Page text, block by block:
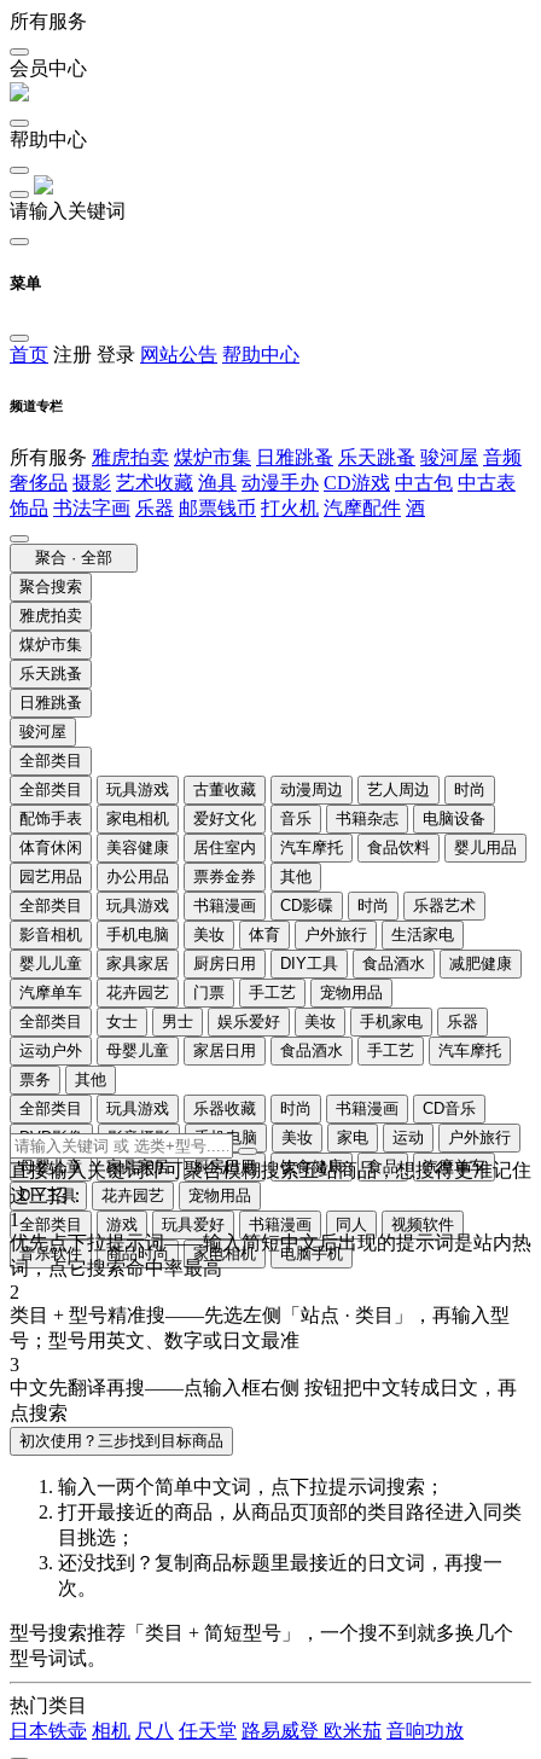
所有服务
会员中心
帮助中心
请输入关键词
菜单
首页 注册 登录 网站公告 帮助中心
频道专栏
所有服务 雅虎拍卖 煤炉市集 日雅跳蚤 乐天跳蚤 骏河屋 音频
奢侈品 摄影 艺术收藏 渔具 动漫手办 CD游戏 中古包 中古表
饰品 书法字画 乐器 邮票钱币 打火机 汽摩配件 酒
聚合 · 全部
聚合搜索
雅虎拍卖
煤炉市集
乐天跳蚤
日雅跳蚤
骏河屋
全部类目
全部类目
玩具游戏 古董收藏 动漫周边 艺人周边
时尚
配饰手表
家电相机 爱好文化 音乐 书籍杂志
电脑设备
体育休闲
美容健康 居住室内 汽车摩托 食品饮料
婴儿用品
园艺用品
办公用品 票券金券
其他
全部类目
玩具游戏 书籍漫画 CD影碟 时尚
乐器艺术
影音相机
手机电脑 美妆 体育 户外旅行
生活家电
婴儿儿童
家具家居 厨房日用 DIY工具 食品酒水
减肥健康
汽摩单车
花卉园艺 门票 手工艺
宠物用品
全部类目
女士 男士 娱乐爱好 美妆 手机家电
乐器
运动户外
母婴儿童 家居日用 食品酒水 手工艺
汽车摩托
票务
其他
全部类目
玩具游戏 乐器收藏 时尚 书籍漫画
CD音乐
DVD影像
影音摄影 手机电脑 美妆 家电 运动
户外旅行
母婴儿童
家具家居 厨房日用 饮食健康 食品
汽摩单车
DIY工具
花卉园艺
宠物用品
全部类目
游戏 玩具爱好 书籍漫画 同人
视频软件
音乐软件
商品时尚 家电相机 电脑手机
直接输入关键词即可聚合模糊搜索五站商品，想搜得更准记住
这三招：
1
优先点下拉提示词——输入简短中文后出现的提示词是站内热
词，点它搜索命中率最高
2
类目 + 型号精准搜——先选左侧「站点 · 类目」，再输入型
号；型号用英文、数字或日文最准
3
中文先翻译再搜——点输入框右侧 按钮把中文转成日文 ，再
点搜索
初次使用？三步找到目标商品
输入一两个简单中文词，点下拉提示词搜索；
打开最接近的商品，从商品页顶部的类目路径进入同类
目挑选；
还没找到？复制商品标题里最接近的 日文词 ，再搜一
次。
型号搜索推荐「类目 + 简短型号」，一个搜不到就多换几个
型号词试。
热门类目
日本铁壶 相机 尺八 任天堂 路易威登 欧米茄 音响功放